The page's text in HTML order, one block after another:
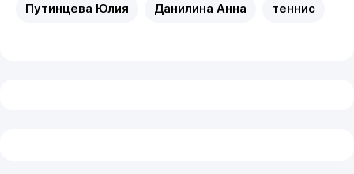
Путинцева Юлия Данилина Анна теннис